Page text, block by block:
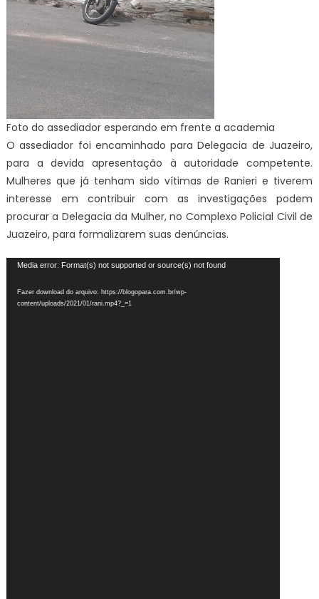
Foto do assediador esperando em frente a academia
O assediador foi encaminhado para Delegacia de Juazeiro,
para a devida apresentação à autoridade competente.
Mulheres que já tenham sido vítimas de Ranieri e tiverem
interesse em contribuir com as investigações podem
procurar a Delegacia da Mulher, no Complexo Policial Civil de
Juazeiro, para formalizarem suas denúncias.
Tocador
vídeo
Media error: Format(s) not supported or source(s) not found
Fazer download do arquivo: https://blogopara.com.br/wp-
content/uploads/2021/01/rani.mp4?_=1